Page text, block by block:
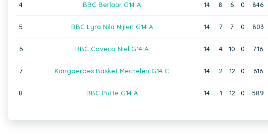
4 BBC Berlaar G14 A 14 8 6 0 846
5 BBC Lyra Nila Nijlen G14 A 14 7 7 0 803
6 BBC Coveco Niel G14 A 14 4 10 0 716
7 Kangoeroes Basket Mechelen G14 C 14 2 12 0 616
8 BBC Putte G14 A 14 1 12 0 589